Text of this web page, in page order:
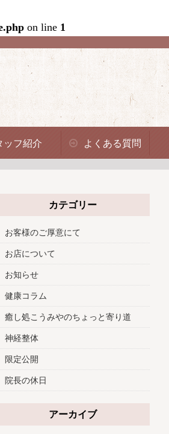
on line 1
ッフ紹介 よくある質問
カテゴリー
お客様のご厚意にて
お店について
お知らせ
健康コラム
癒し処こうみやのちょっと寄り道
神経整体
限定公開
院長の休日
アーカイブ